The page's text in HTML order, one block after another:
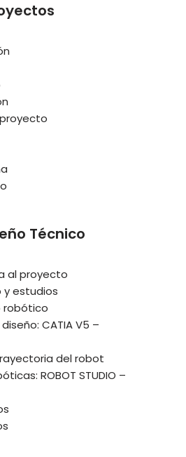
Técnico
al proyecto
y estudios
robótico
CATIA V5 –
del robot
ROBOT STUDIO –